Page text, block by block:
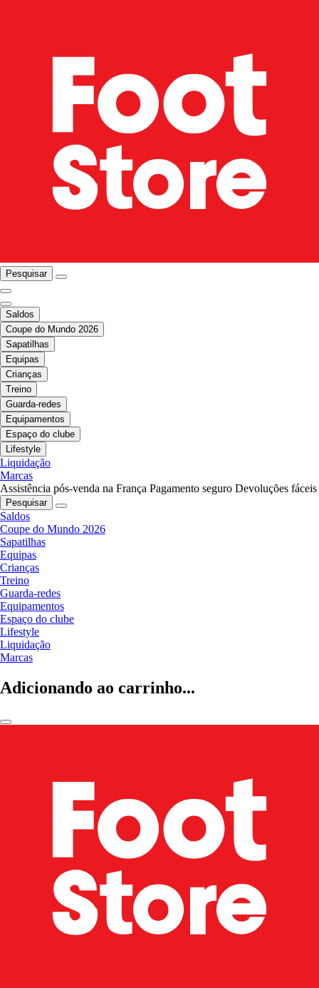
Pesquisar
Saldos
Coupe do Mundo 2026
Sapatilhas
Equipas
Crianças
Treino
Guarda-redes
Equipamentos
Espaço do clube
Lifestyle
Liquidação
Marcas
Assistência pós-venda na França Pagamento seguro Devoluções fáceis
Pesquisar
Saldos
Coupe do Mundo 2026
Sapatilhas
Equipas
Crianças
Treino
Guarda-redes
Equipamentos
Espaço do clube
Lifestyle
Liquidação
Marcas
Adicionando ao carrinho...